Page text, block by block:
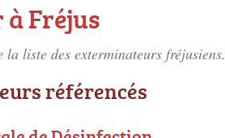
Fréjus
la liste des exterminateurs fréjusiens.
référencés